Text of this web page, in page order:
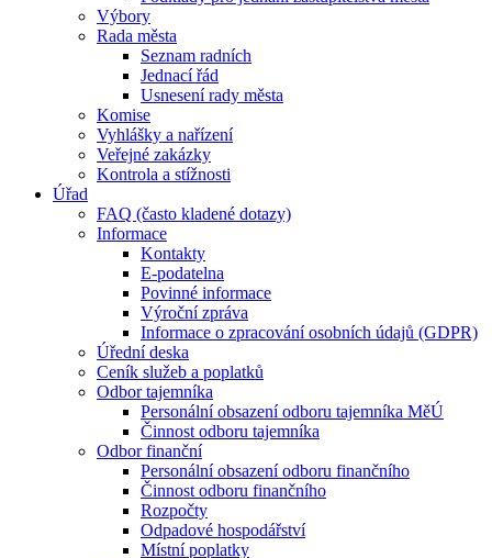
Výbory
Rada města
Seznam radních
Jednací řád
Usnesení rady města
Komise
Vyhlášky a nařízení
Veřejné zakázky
Kontrola a stížnosti
Úřad
FAQ (často kladené dotazy)
Informace
Kontakty
E-podatelna
Povinné informace
Výroční zpráva
Informace o zpracování osobních údajů (GDPR)
Úřední deska
Ceník služeb a poplatků
Odbor tajemníka
Personální obsazení odboru tajemníka MěÚ
Činnost odboru tajemníka
Odbor finanční
Personální obsazení odboru finančního
Činnost odboru finančního
Rozpočty
Odpadové hospodářství
Místní poplatky